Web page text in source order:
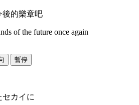
後的樂章吧
of the future once again
暫停
カイに